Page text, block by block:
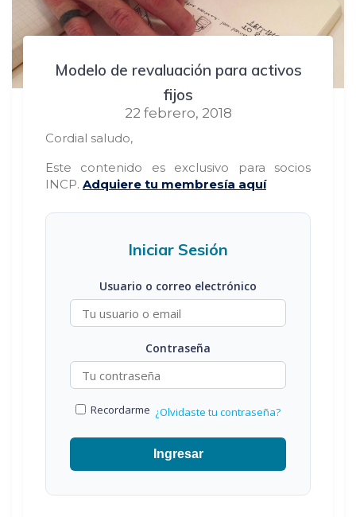
Modelo de revaluación para activos
fijos
22 febrero, 2018
Cordial saludo,
Este contenido es exclusivo para socios
INCP. Adquiere tu membresía aquí
Iniciar Sesión
Usuario o correo electrónico
Contraseña
Recordarme ¿Olvidaste tu contraseña?
Ingresar